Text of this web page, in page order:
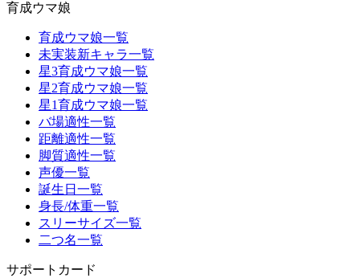
育成ウマ娘
育成ウマ娘一覧
未実装新キャラ一覧
星3育成ウマ娘一覧
星2育成ウマ娘一覧
星1育成ウマ娘一覧
バ場適性一覧
距離適性一覧
脚質適性一覧
声優一覧
誕生日一覧
身長/体重一覧
スリーサイズ一覧
二つ名一覧
サポートカード